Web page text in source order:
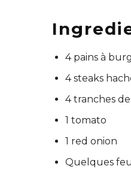
4 pains à
4 steaks
4 tranches
1 tomato
1 red onion
Quelques